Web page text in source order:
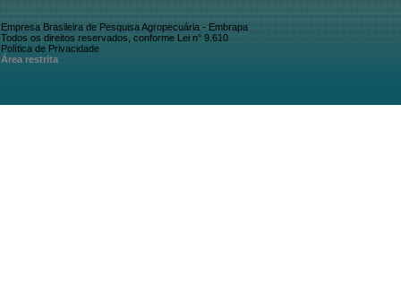
Empresa Brasileira de Pesquisa Agropecuária - Embrapa
Todos os direitos reservados, conforme Lei n° 9.610
Política de Privacidade
Área restrita